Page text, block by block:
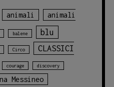
animali animali
balene blu
Circo
CLASSICI
courage discovery
Messineo